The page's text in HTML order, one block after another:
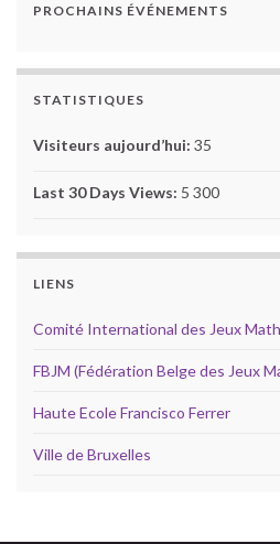
PROCHAINS ÉVÉNEMENTS
STATISTIQUES
Visiteurs aujourd’hui: 35
Last 30 Days Views: 5 300
LIENS
Comité International des Jeux
FBJM (Fédération Belge des Jeux
Haute Ecole Francisco Ferrer
Ville de Bruxelles